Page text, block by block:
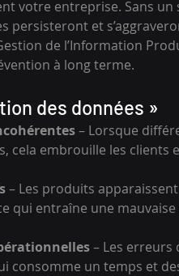
votre entreprise. Sans
persisteront et
de l’Information
à long terme.
des données »
– Lorsque
cela embrouille les clients
– Les produits
qui entraîne une
– Les erreurs
consomme un temps et